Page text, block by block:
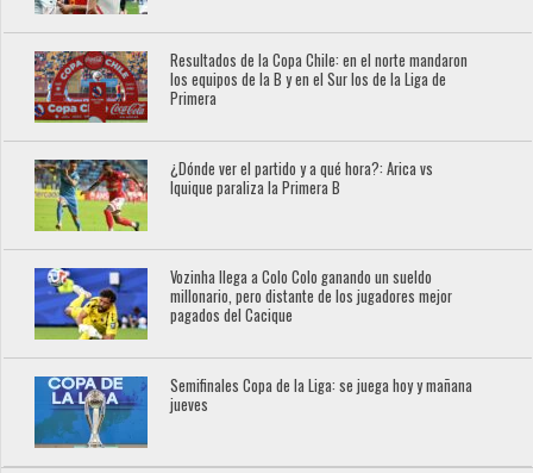
Resultados de la Copa Chile: en el norte mandaron
los equipos de la B y en el Sur los de la Liga de
Primera
¿Dónde ver el partido y a qué hora?: Arica vs
Iquique paraliza la Primera B
Vozinha llega a Colo Colo ganando un sueldo
millonario, pero distante de los jugadores mejor
pagados del Cacique
Semifinales Copa de la Liga: se juega hoy y mañana
jueves